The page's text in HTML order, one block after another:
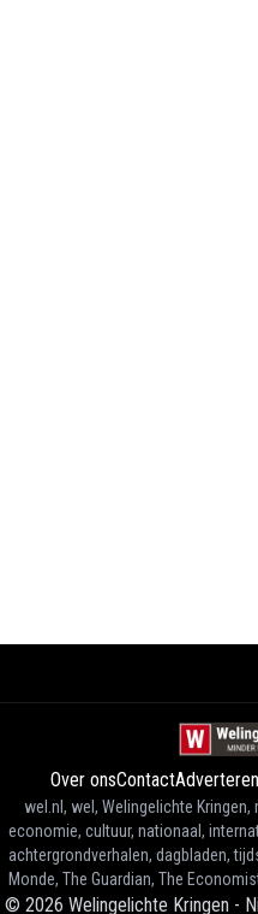
Over onsContactAdverteren
wel.nl, wel, Welingelichte
economie, cultuur, nationaal,
achtergrondverhalen, dagbladen,
Monde, The Guardian, The
© 2026 Welingelichte Kringen -